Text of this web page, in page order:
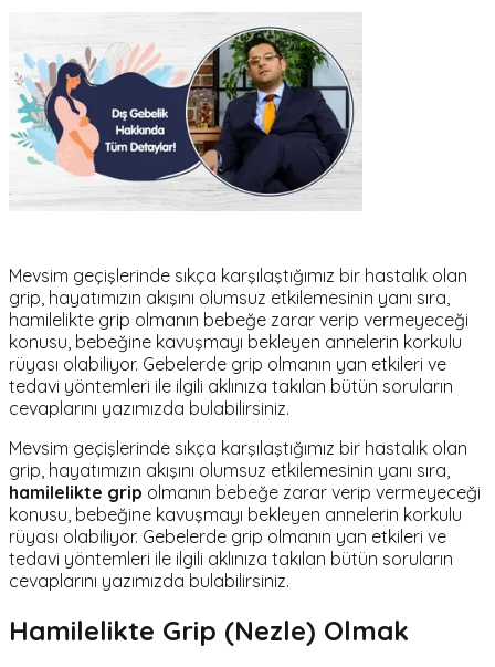
Mevsim geçişlerinde sıkça karşılaştığımız bir hastalık olan
grip, hayatımızın akışını olumsuz etkilemesinin yanı sıra,
hamilelikte grip olmanın bebeğe zarar verip vermeyeceği
konusu, bebeğine kavuşmayı bekleyen annelerin korkulu
rüyası olabiliyor. Gebelerde grip olmanın yan etkileri ve
tedavi yöntemleri ile ilgili aklınıza takılan bütün soruların
cevaplarını yazımızda bulabilirsiniz.
Mevsim geçişlerinde sıkça karşılaştığımız bir hastalık olan
grip, hayatımızın akışını olumsuz etkilemesinin yanı sıra,
hamilelikte grip olmanın bebeğe zarar verip vermeyeceği
konusu, bebeğine kavuşmayı bekleyen annelerin korkulu
rüyası olabiliyor. Gebelerde grip olmanın yan etkileri ve
tedavi yöntemleri ile ilgili aklınıza takılan bütün soruların
cevaplarını yazımızda bulabilirsiniz.
Hamilelikte Grip (Nezle) Olmak